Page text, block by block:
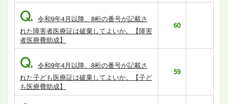
Q. 令和9年4月以降、8桁の番号が記載さ
れた障害者医療証は破棄してよいか。【障害
者医療費助成】
60
Q. 令和9年4月以降、8桁の番号が記載さ
れた子ども医療証は破棄してよいか。【子ど
も医療費助成】
59